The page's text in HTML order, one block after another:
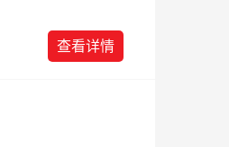
查看详情